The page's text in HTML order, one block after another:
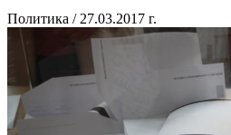
Политика / 27.03.2017 г.